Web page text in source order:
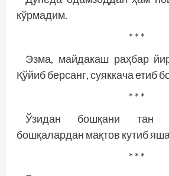
кўрмадим.
* * *
Эзма, майдакаш раҳбар
Қўйиб берсанг, суяккача етиб
* * *
Ўзидан бошқани тан
бошқалардан мақтов кутиб
* * *